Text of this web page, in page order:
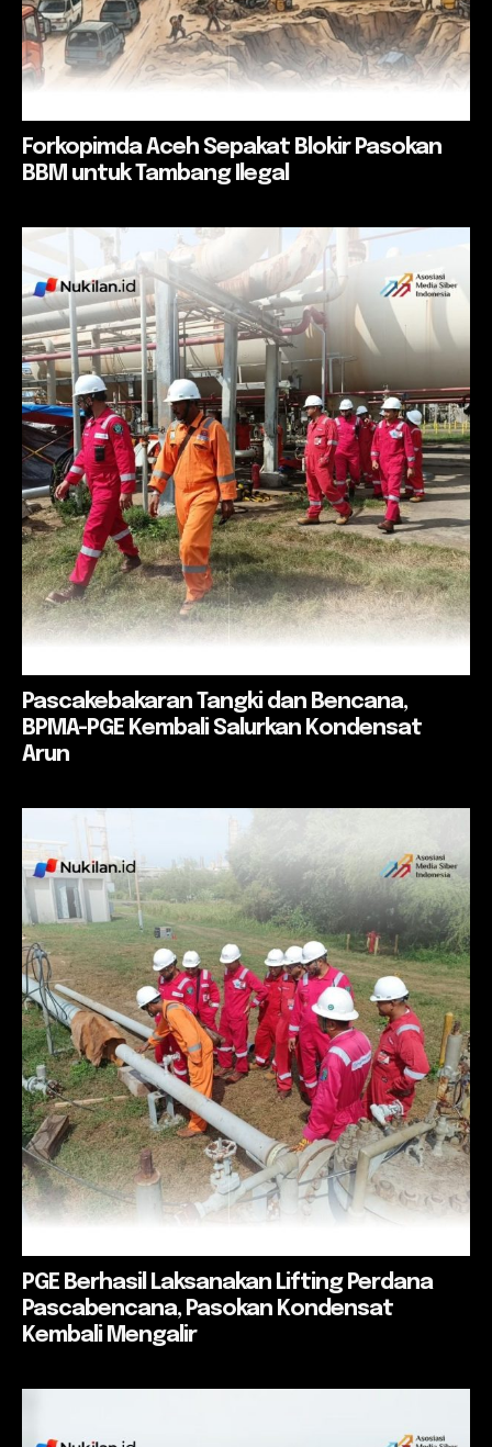
Forkopimda Aceh Sepakat Blokir Pasokan
BBM untuk Tambang Ilegal
Pascakebakaran Tangki dan Bencana,
BPMA-PGE Kembali Salurkan Kondensat
Arun
PGE Berhasil Laksanakan Lifting Perdana
Pascabencana, Pasokan Kondensat
Kembali Mengalir